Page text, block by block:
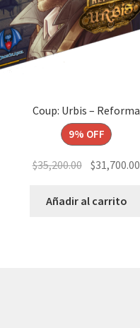
Coup: Urbis – Reforma
9% OFF
$35,200.00 El
original
$31,700.00
Añadir al carrito